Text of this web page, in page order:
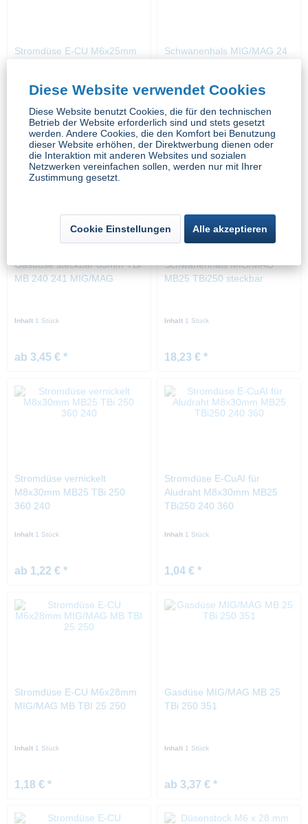
Stromdüse E-CU M6x25mm
Inhalt1 Stück
1,41 € *
1,18 € *
Schwanenhals MIG/MAG 24
Inhalt 1 Stück
39,92 € *
Gasdüse steckbar 63mm TBi
MB 240 241 MIG/MAG
Inhalt 1 Stück
ab 3,45 € *
Schwanenhals MIG/MAG
MB25 TBi250 steckbar
Inhalt 1 Stück
18,23 € *
Stromdüse vernickelt
M8x30mm MB25 TBi 250
360 240
Inhalt 1 Stück
ab 1,22 € *
Stromdüse E-CuAI für
Aludraht M8x30mm MB25
TBi250 240 360
Inhalt 1 Stück
1,04 € *
Stromdüse E-CU M6x28mm
MIG/MAG MB TBI 25 250
Inhalt 1 Stück
1,18 € *
Gasdüse MIG/MAG MB 25
TBi 250 351
Inhalt 1 Stück
ab 3,37 € *
Diese Website verwendet Cookies
Diese Website benutzt Cookies, die für den technischen
Betrieb der Website erforderlich sind und stets gesetzt
werden. Andere Cookies, die den Komfort bei Benutzung
dieser Website erhöhen, der Direktwerbung dienen oder
die Interaktion mit anderen Websites und sozialen
Netzwerken vereinfachen sollen, werden nur mit Ihrer
Zustimmung gesetzt.
Cookie Einstellungen Alle akzeptieren